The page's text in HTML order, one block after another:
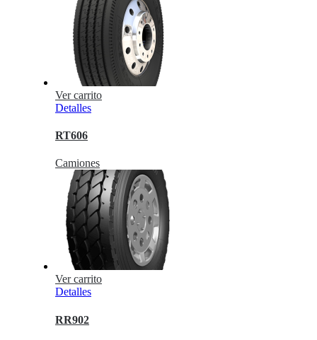
Ver carrito
Detalles
RT606
Camiones
Ver carrito
Detalles
RR902